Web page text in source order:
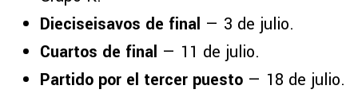
Dieciseisavos de final — 3 de julio.
Cuartos de final — 11 de julio.
Partido por el tercer puesto — 18 de julio.